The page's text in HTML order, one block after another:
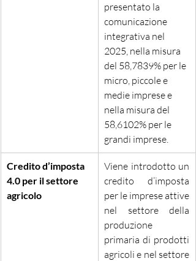
presentato la
comunicazione
integrativa nel
2025, nella misura
del 58,7839% per le
micro, piccole e
medie imprese e
nella misura del
58,6102% per le
grandi imprese.
Credito d’imposta
4.0 per il settore
agricolo
Viene introdotto un
credito d’imposta
per le imprese attive
nel settore della
produzione
primaria di prodotti
agricoli e nel settore